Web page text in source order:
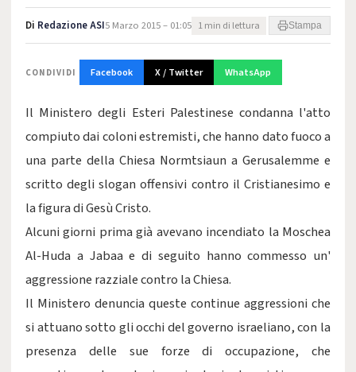
Di Redazione ASI5 Marzo 2015 – 01:05 1 min di lettura Stampa
CONDIVIDI Facebook X / Twitter WhatsApp
Il Ministero degli Esteri Palestinese condanna l'atto
compiuto dai coloni estremisti, che hanno dato fuoco a
una parte della Chiesa Normtsiaun a Gerusalemme e
scritto degli slogan offensivi contro il Cristianesimo e
la figura di Gesù Cristo.
Alcuni giorni prima già avevano incendiato la Moschea
Al-Huda a Jabaa e di seguito hanno commesso un'
aggressione razziale contro la Chiesa.
Il Ministero denuncia queste continue aggressioni che
si attuano sotto gli occhi del governo israeliano, con la
presenza delle sue forze di occupazione, che